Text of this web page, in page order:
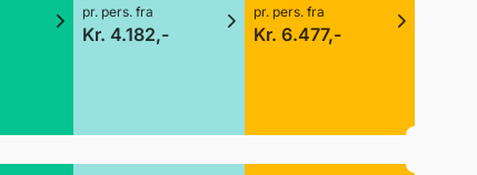
pr. pers. fra
Kr. 4.182,-
pr. pers. fra
Kr. 6.477,-